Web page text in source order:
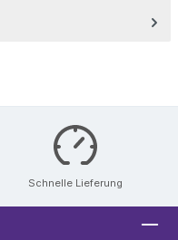
Schnelle Lieferung